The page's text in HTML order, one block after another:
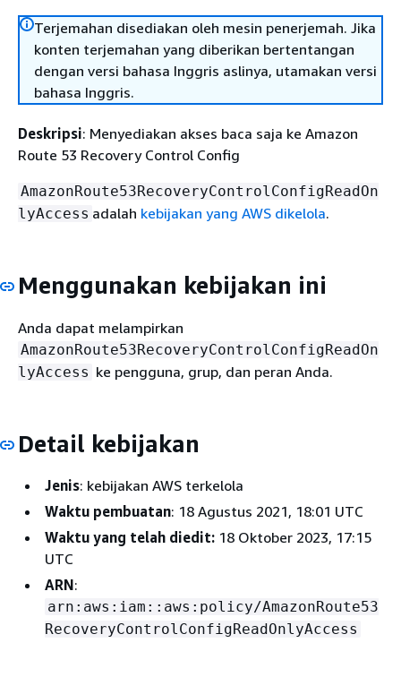
Terjemahan disediakan oleh mesin penerjemah. Jika
konten terjemahan yang diberikan bertentangan
dengan versi bahasa Inggris aslinya, utamakan versi
bahasa Inggris.
Deskripsi: Menyediakan akses baca saja ke Amazon
Route 53 Recovery Control Config
AmazonRoute53RecoveryControlConfigReadOn
lyAccess adalah kebijakan yang AWS dikelola.
Menggunakan kebijakan ini
Anda dapat melampirkan
AmazonRoute53RecoveryControlConfigReadOn
lyAccess ke pengguna, grup, dan peran Anda.
Detail kebijakan
Jenis: kebijakan AWS terkelola
Waktu pembuatan: 18 Agustus 2021, 18:01 UTC
Waktu yang telah diedit: 18 Oktober 2023, 17:15
UTC
ARN:
arn:aws:iam::aws:policy/AmazonRoute53
RecoveryControlConfigReadOnlyAccess